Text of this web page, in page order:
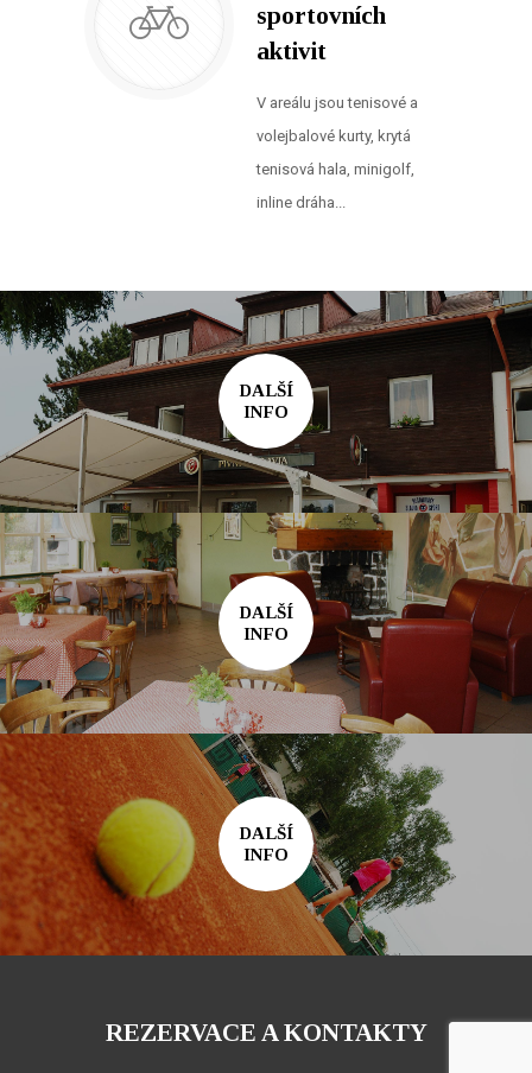
sportovních
aktivit
V areálu jsou tenisové a
volejbalové kurty, krytá
tenisová hala, minigolf,
inline dráha...
DALŠÍ
INFO
DALŠÍ
INFO
DALŠÍ
INFO
REZERVACE A KONTAKTY